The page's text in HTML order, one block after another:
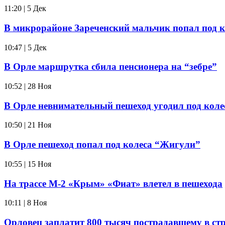
11:20 | 5 Дек
В микрорайоне Зареченский мальчик попал под
10:47 | 5 Дек
В Орле маршрутка сбила пенсионера на “зебре”
10:52 | 28 Ноя
В Орле невнимательный пешеход угодил под
10:50 | 21 Ноя
В Орле пешеход попал под колеса “Жигули”
10:55 | 15 Ноя
На трассе М-2 «Крым» «Фиат» влетел в пешехода
10:11 | 8 Ноя
Орловец заплатит 800 тысяч пострадавшему в